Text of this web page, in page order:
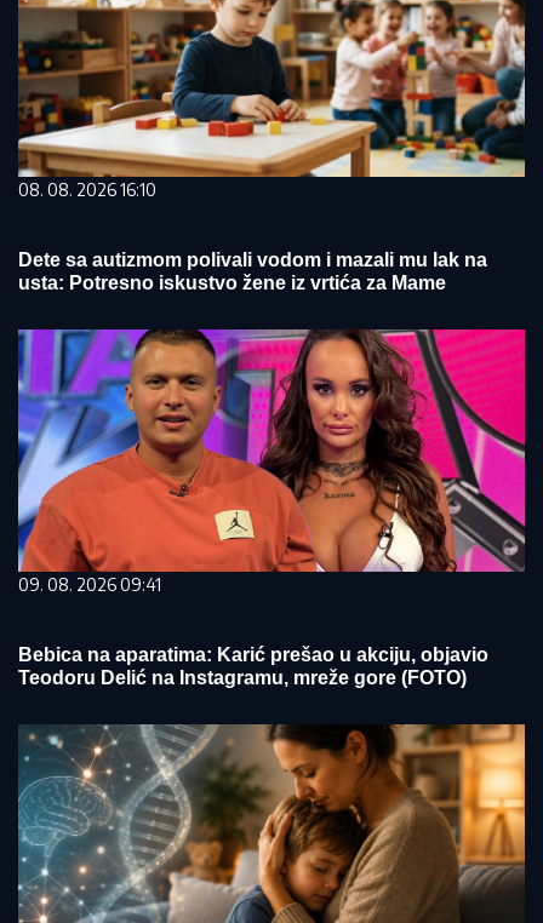
08. 08. 2026 16:10
Dete sa autizmom polivali vodom i mazali mu lak na
usta: Potresno iskustvo žene iz vrtića za Mame
09. 08. 2026 09:41
Bebica na aparatima: Karić prešao u akciju, objavio
Teodoru Delić na Instagramu, mreže gore (FOTO)